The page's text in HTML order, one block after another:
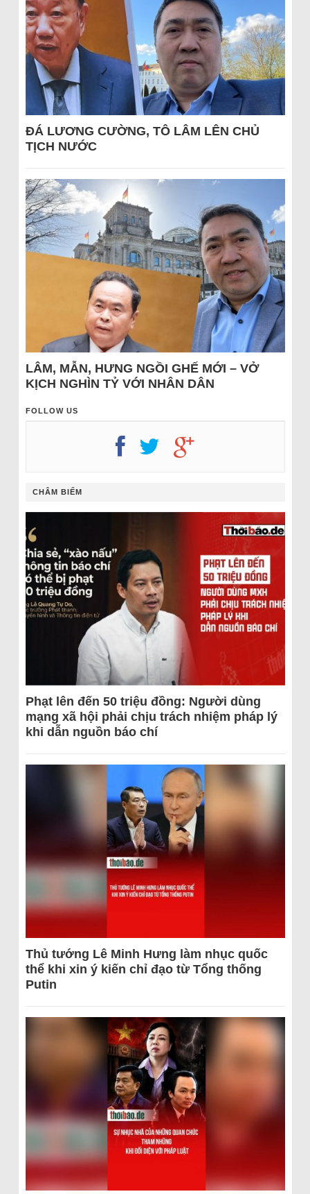
ĐÁ LƯƠNG CƯỜNG, TÔ LÂM LÊN CHỦ
TỊCH NƯỚC
LÂM, MẪN, HƯNG NGỒI GHẾ MỚI – VỞ
KỊCH NGHÌN TỶ VỚI NHÂN DÂN
FOLLOW US
CHÂM BIẾM
Phạt lên đến 50 triệu đồng: Người dùng
mạng xã hội phải chịu trách nhiệm pháp lý
khi dẫn nguồn báo chí
Thủ tướng Lê Minh Hưng làm nhục quốc
thể khi xin ý kiến chỉ đạo từ Tổng thống
Putin